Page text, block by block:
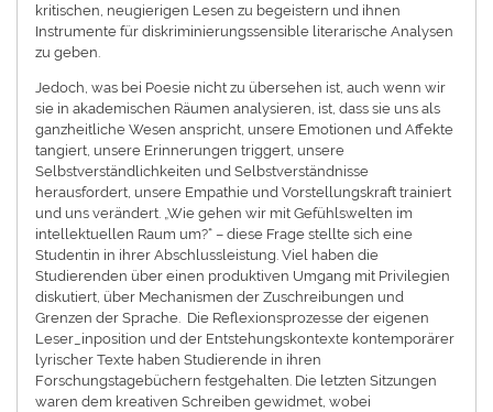
kritischen, neugierigen Lesen zu begeistern und ihnen
Instrumente für diskriminierungssensible literarische Analysen
zu geben.
Jedoch, was bei Poesie nicht zu übersehen ist, auch wenn wir
sie in akademischen Räumen analysieren, ist, dass sie uns als
ganzheitliche Wesen anspricht, unsere Emotionen und Affekte
tangiert, unsere Erinnerungen triggert, unsere
Selbstverständlichkeiten und Selbstverständnisse
herausfordert, unsere Empathie und Vorstellungskraft trainiert
und uns verändert. „Wie gehen wir mit Gefühlswelten im
intellektuellen Raum um?“ – diese Frage stellte sich eine
Studentin in ihrer Abschlussleistung. Viel haben die
Studierenden über einen produktiven Umgang mit Privilegien
diskutiert, über Mechanismen der Zuschreibungen und
Grenzen der Sprache. Die Reflexionsprozesse der eigenen
Leser_inposition und der Entstehungskontexte kontemporärer
lyrischer Texte haben Studierende in ihren
Forschungstagebüchern festgehalten. Die letzten Sitzungen
waren dem kreativen Schreiben gewidmet, wobei